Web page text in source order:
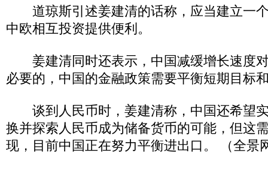
道琼斯引述姜建清的话称，应当建立一
中欧相互投资提供便利。
姜建清同时还表示，中国减缓增长速度
必要的，中国的金融政策需要平衡短期目标
谈到人民币时，姜建清称，中国还希望
换并探索人民币成为储备货币的可能，但这
现，目前中国正在努力平衡进出口。 （全景